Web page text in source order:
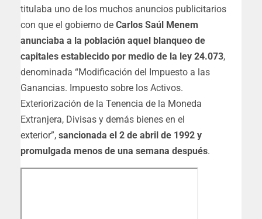
titulaba uno de los muchos anuncios publicitarios
con que el gobierno de Carlos Saúl Menem
anunciaba a la población aquel blanqueo de
capitales establecido por medio de la ley 24.073,
denominada “Modificación del Impuesto a las
Ganancias. Impuesto sobre los Activos.
Exteriorización de la Tenencia de la Moneda
Extranjera, Divisas y demás bienes en el
exterior”, sancionada el 2 de abril de 1992 y
promulgada menos de una semana después.